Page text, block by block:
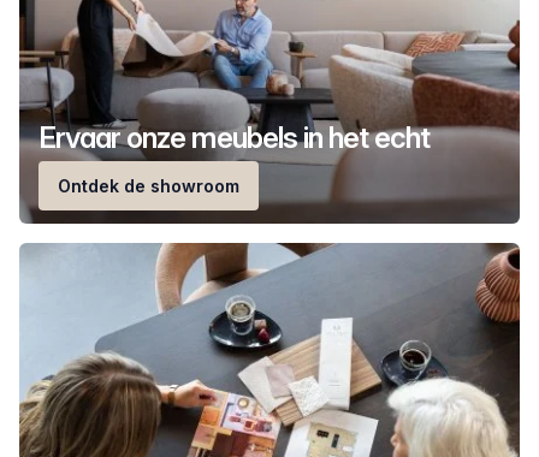
Ervaar onze meubels in het echt
Ontdek de showroom